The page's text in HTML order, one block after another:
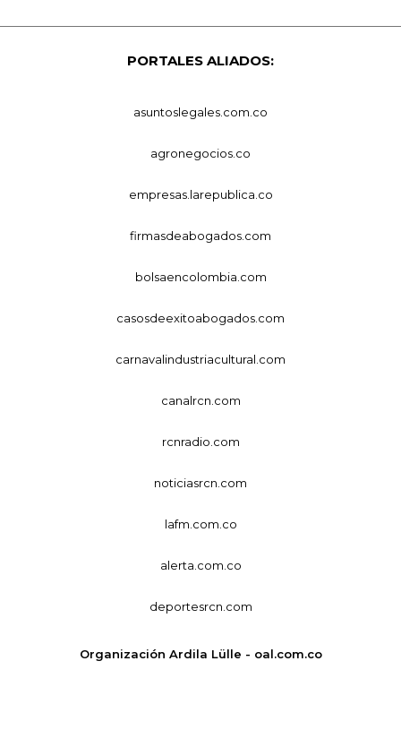
PORTALES ALIADOS:
asuntoslegales.com.co
agronegocios.co
empresas.larepublica.co
firmasdeabogados.com
bolsaencolombia.com
casosdeexitoabogados.com
carnavalindustriacultural.com
canalrcn.com
rcnradio.com
noticiasrcn.com
lafm.com.co
alerta.com.co
deportesrcn.com
Organización Ardila Lülle - oal.com.co